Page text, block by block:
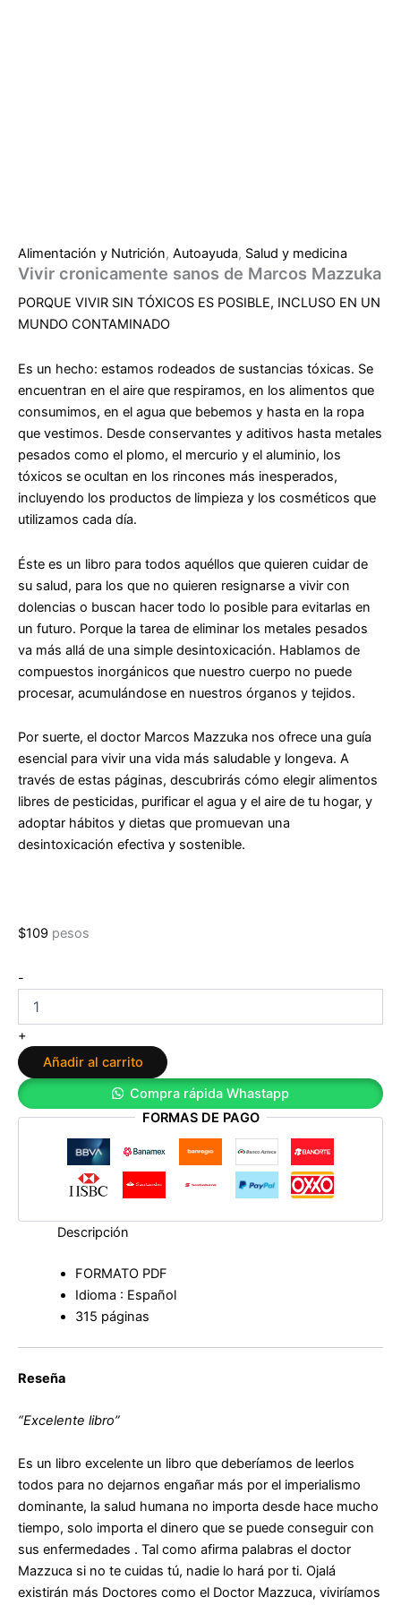
Alimentación y Nutrición, Autoayuda, Salud y medicina
Vivir cronicamente sanos de Marcos Mazzuka
PORQUE VIVIR SIN TÓXICOS ES POSIBLE, INCLUSO EN UN
MUNDO CONTAMINADO
Es un hecho: estamos rodeados de sustancias tóxicas. Se
encuentran en el aire que respiramos, en los alimentos que
consumimos, en el agua que bebemos y hasta en la ropa
que vestimos. Desde conservantes y aditivos hasta metales
pesados como el plomo, el mercurio y el aluminio, los
tóxicos se ocultan en los rincones más inesperados,
incluyendo los productos de limpieza y los cosméticos que
utilizamos cada día.
Éste es un libro para todos aquéllos que quieren cuidar de
su salud, para los que no quieren resignarse a vivir con
dolencias o buscan hacer todo lo posible para evitarlas en
un futuro. Porque la tarea de eliminar los metales pesados
va más allá de una simple desintoxicación. Hablamos de
compuestos inorgánicos que nuestro cuerpo no puede
procesar, acumulándose en nuestros órganos y tejidos.
Por suerte, el doctor Marcos Mazzuka nos ofrece una guía
esencial para vivir una vida más saludable y longeva. A
través de estas páginas, descubrirás cómo elegir alimentos
libres de pesticidas, purificar el agua y el aire de tu hogar, y
adoptar hábitos y dietas que promuevan una
desintoxicación efectiva y sostenible.
$109 pesos
-
cronicamente
sanos
de
Marcos
Mazzuka
cantidad
+
Añadir al carrito
Compra rápida Whastapp
FORMAS DE PAGO
Descripción
FORMATO PDF
Idioma : Español
315 páginas
Reseña
“Excelente libro”
Es un libro excelente un libro que deberíamos de leerlos
todos para no dejarnos engañar más por el imperialismo
dominante, la salud humana no importa desde hace mucho
tiempo, solo importa el dinero que se puede conseguir con
sus enfermedades . Tal como afirma palabras el doctor
Mazzuca si no te cuidas tú, nadie lo hará por ti. Ojalá
existirán más Doctores como el Doctor Mazzuca, viviríamos